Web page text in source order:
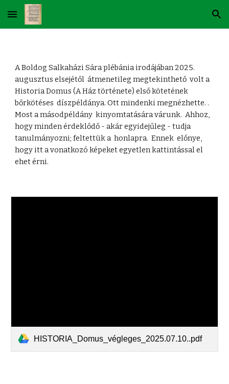
Skip to main content Skip to navigation
A Boldog Salkaházi Sára plébánia irodájában 2025.
augusztus elsejétől átmenetileg megtekinthető volt a
Historia Domus (A Ház története) első kötetének
bőrkötéses díszpéldánya. Ott mindenki megnézhette. .
Most a másodpéldány kinyomtatására várunk. Ahhoz,
hogy minden érdeklődő - akár egyidejűleg - tudja
tanulmányozni; feltettük a honlapra. Ennek előnye,
hogy itt a vonatkozó képeket egyetlen kattintással el
ehet érni.
HISTORIA_Domus_végleges_2025.07.10..pdf